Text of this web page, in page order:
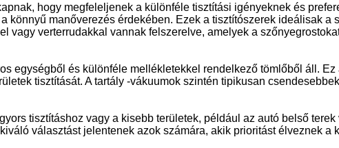
hogy megfeleljenek a különféle tisztítási igényeknek és
könnyű manőverezés érdekében. Ezek a tisztítószerek ideálisak a
vagy verterrudakkal vannak felszerelve, amelyek a
egységből és különféle mellékletekkel rendelkező tömlőből áll.
tisztítását. A tartály -vákuumok szintén tipikusan
tisztításhoz vagy a kisebb területek, például az autó belső
választást jelentenek azok számára, akik prioritást élveznek a